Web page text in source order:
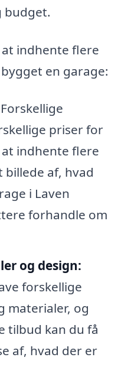
budget.
indhente flere
en garage:
Forskellige
priser for
indhente flere
af, hvad
i Laven
forhandle om
og design:
forskellige
materialer, og
tilbud kan du få
af, hvad der er